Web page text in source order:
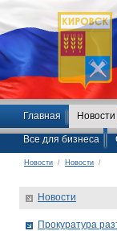
Главная Новости
Все для бизнеса
Новости / Новости /
Новости
Прокуратура